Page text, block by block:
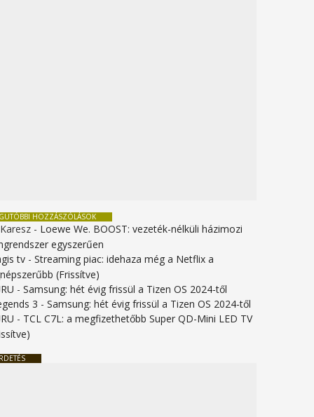
HOZZÁSZÓLÁSOK
- Loewe We. BOOST: vezeték-nélküli házimozi
egyszerűen
tv -Streaming piac: idehaza még a Netflix a
(Frissítve)
-Samsung: hét évig frissül a Tizen OS 2024-től
3 -Samsung: hét évig frissül a Tizen OS 2024-től
- TCL C7L: a megfizethetőbb Super QD-Mini LED TV